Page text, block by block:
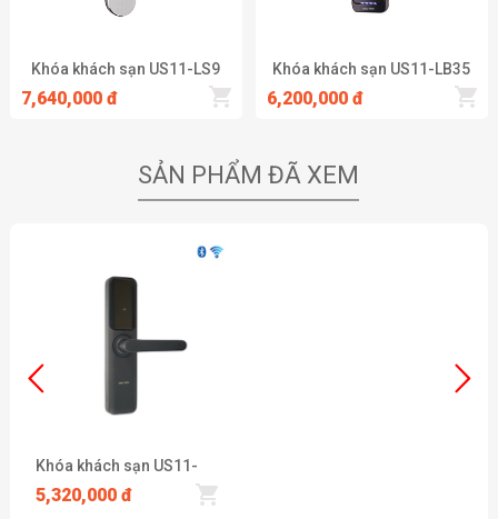
Khóa khách sạn US11-LS9
7,640,000 đ
Khóa khách sạn US11-LB35
6,200,000 đ
SẢN PHẨM ĐÃ XEM
Khóa khách sạn US11-
LB18
5,320,000 đ